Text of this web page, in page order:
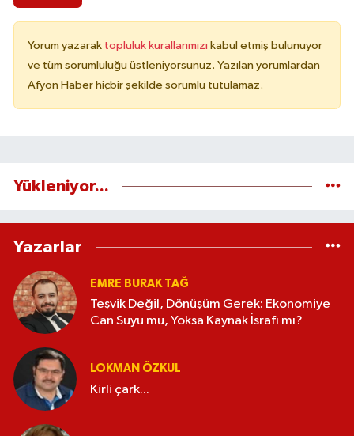
Yorum yazarak topluluk kurallarımızı kabul etmiş bulunuyor
ve tüm sorumluluğu üstleniyorsunuz. Yazılan yorumlardan
Afyon Haber hiçbir şekilde sorumlu tutulamaz.
Yükleniyor...
Yazarlar
EMRE BURAK TAĞ
Teşvik Değil, Dönüşüm Gerek: Ekonomiye
Can Suyu mu, Yoksa Kaynak İsrafı mı?
LOKMAN ÖZKUL
Kirli çark...